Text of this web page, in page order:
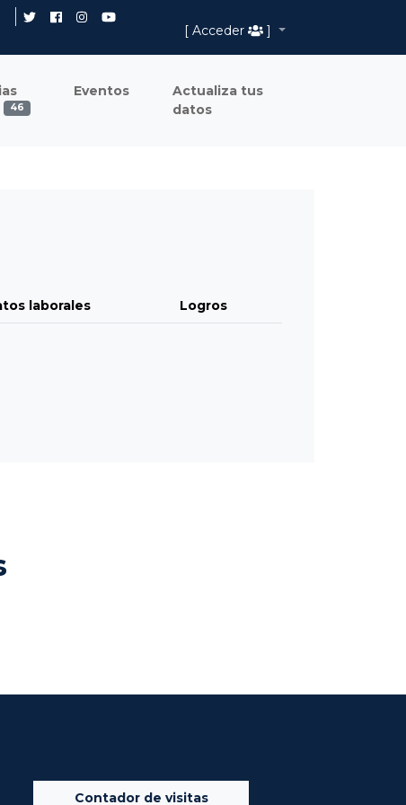
[ Acceder
]
46
Eventos
Actualiza tus
datos
laborales Logros
Contador de visitas